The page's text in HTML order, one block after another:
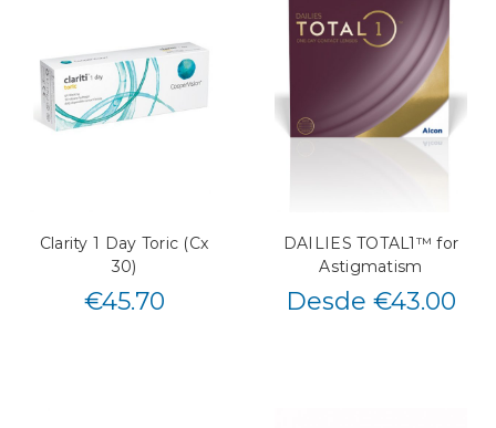
Clarity 1 Day Toric (Cx
30)
€45.70
DAILIES TOTAL1™ for
Astigmatism
Desde €43.00